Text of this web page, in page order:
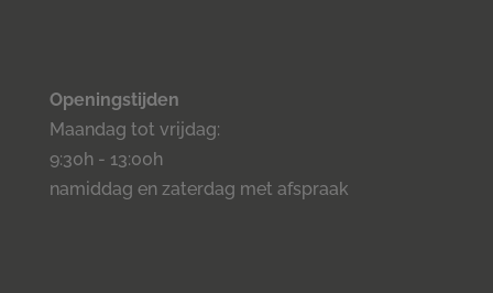
Openingstijden
Maandag tot vrijdag:
9:30h - 13:00h
namiddag en zaterdag met afspraak